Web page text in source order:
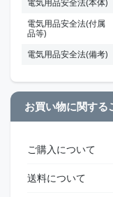
電気用品安全法(付属
品等)
電気用品安全法(備考)
お買い物に関する
ご購入について
送料について